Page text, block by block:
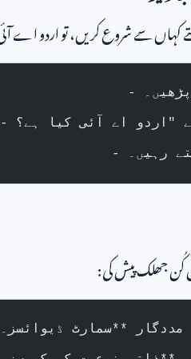
کہاں سے شروع کریں، تو اردو اے
رہیں۔
کُن جھلک پیش کی: